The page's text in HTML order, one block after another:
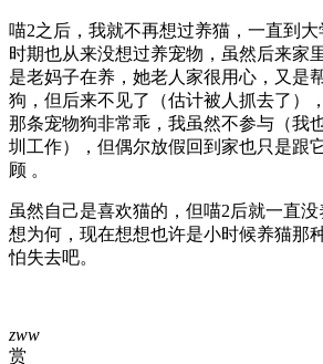
喵2之后，我就不再想过养猫，一直到
时期也从来没想过养宠物，虽然后来家
是老妈子在养，她老人家很用心，又是
狗，但后来不见了（估计被人抓去了）
那条宠物狗非常乖，我虽然不参与（我
圳工作），但偶尔放假回到家也只是跟
顾 。
虽然自己是喜欢猫的，但喵2后就一直
想为何，现在想想也许是小时候养猫那
怕失去吧。
zww
赏